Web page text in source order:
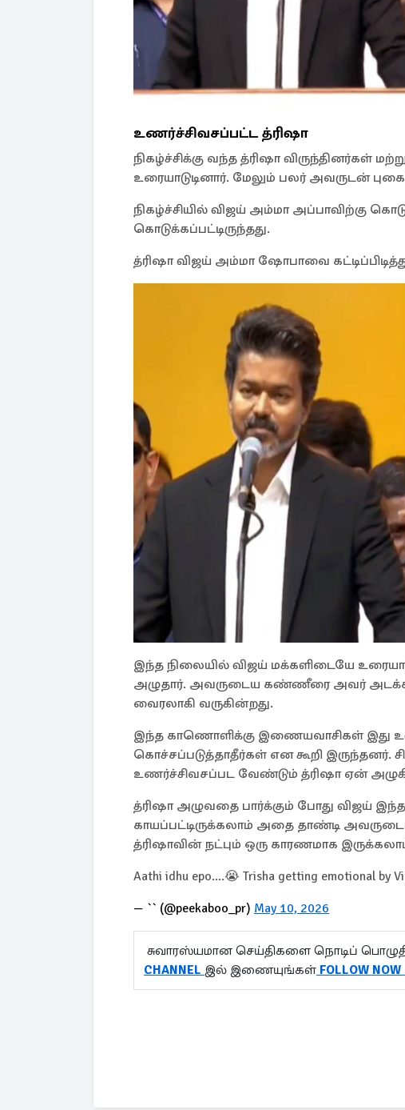
உணர்ச்சிவசப்பட்ட த்ரிஷா
நிகழ்ச்சிக்கு வந்த த்ரிஷா விருந்தினர்கள்
உரையாடுடினார். மேலும் பலர் அவருடன்
நிகழ்ச்சியில் விஜய் அம்மா அப்பாவிற்கு
கொடுக்கப்பட்டிருந்தது.
த்ரிஷா விஜய் அம்மா ஷோபாவை கட்டிப்பிடித்து
இந்த நிலையில் விஜய் மக்களிடையே
அழுதார். அவருடைய கண்ணீரை அவர் அடக்க
வைரலாகி வருகின்றது.
இந்த காணொளிக்கு இணையவாசிகள் இது
கொச்சப்படுத்தாதீர்கள் என கூறி இருந்தனர்.
உணர்ச்சிவசப்பட வேண்டும் த்ரிஷா ஏன்
த்ரிஷா அழுவதை பார்க்கும் போது விஜய்
காயப்பட்டிருக்கலாம் அதை தாண்டி
த்ரிஷாவின் நட்பும் ஒரு காரணமாக
Aathi idhu epo....😭 Trisha getting emotional by
— `` (@peekaboo_pr) May 10, 2026
சுவாரஸ்யமான செய்திகளை நொடிப்
CHANNEL இல் இணையுங்கள் FOLLOW NOW